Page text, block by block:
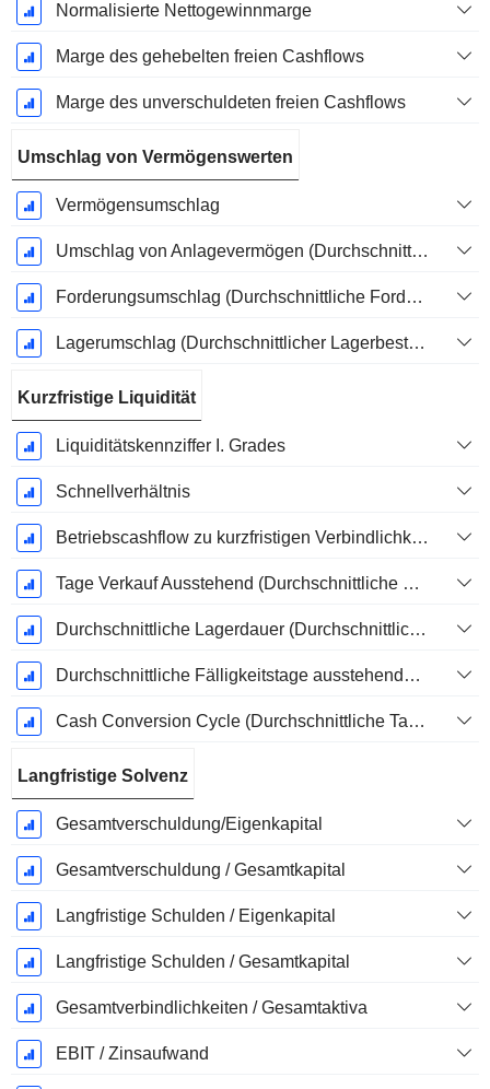
Normalisierte Nettogewinnmarge
Marge des gehebelten freien Cashflows
Marge des unverschuldeten freien Cashflows
Umschlag von Vermögenswerten
Vermögensumschlag
Umschlag von Anlagevermögen (Durchschnittliches Anlagevermögen)
Forderungsumschlag (Durchschnittliche Forderungen)
Lagerumschlag (Durchschnittlicher Lagerbestand)
Kurzfristige Liquidität
Liquiditätskennziffer I. Grades
Schnellverhältnis
Betriebscashflow zu kurzfristigen Verbindlichkeiten
Tage Verkauf Ausstehend (Durchschnittliche Forderungen)
Durchschnittliche Lagerdauer (Durchschnittlicher Lagerbestand)
Durchschnittliche Fälligkeitstage ausstehender Zahlungen
Cash Conversion Cycle (Durchschnittliche Tage)
Langfristige Solvenz
Gesamtverschuldung/Eigenkapital
Gesamtverschuldung / Gesamtkapital
Langfristige Schulden / Eigenkapital
Langfristige Schulden / Gesamtkapital
Gesamtverbindlichkeiten / Gesamtaktiva
EBIT / Zinsaufwand